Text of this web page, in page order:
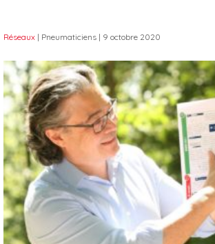
Réseaux | Pneumaticiens | 9 octobre 2020